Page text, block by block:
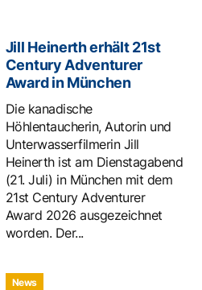
Jill Heinerth erhält 21st
Century Adventurer
Award in München
Die kanadische
Höhlentaucherin, Autorin und
Unterwasserfilmerin Jill
Heinerth ist am Dienstagabend
(21. Juli) in München mit dem
21st Century Adventurer
Award 2026 ausgezeichnet
worden. Der...
News